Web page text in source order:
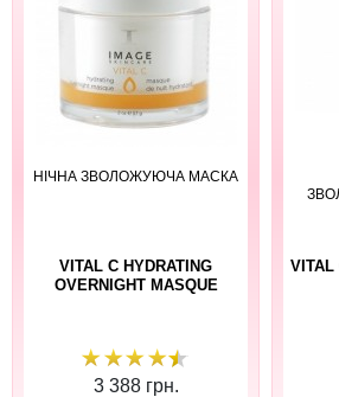
НІЧНА ЗВОЛОЖУЮЧА МАСКА
VITAL C HYDRATING
OVERNIGHT MASQUE
3 388 грн.
VITAL